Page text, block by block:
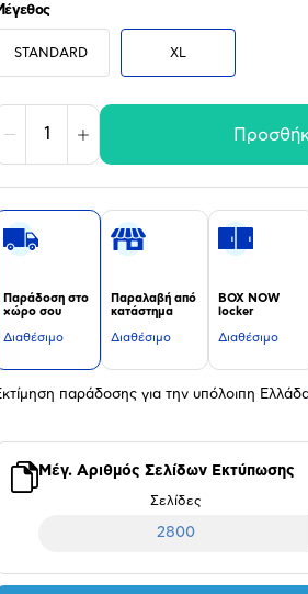
STANDARD XL
Μείωση Αύξηση
Παράδοση στο
χώρο σου
Διαθέσιμο
Παραλαβή από
κατάστημα
Διαθέσιμο
BOX NOW
locker
Διαθέσιμο
παράδοσης για την υπόλοιπη
Μέγ. Αριθμός Σελίδων Εκτύπωσης
Σελίδες
2800